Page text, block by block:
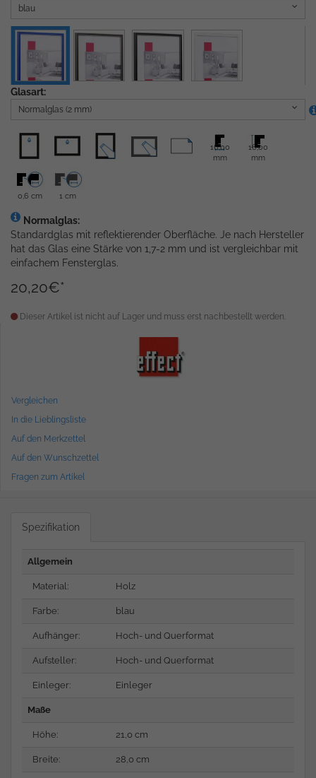
blau
Glasart:
Normalglas (2 mm)
16,00
mm
16,00
mm
0,6 cm 1 cm
Normalglas:
Standardglas mit reflektierender Oberfläche. Je nach Hersteller
hat das Glas eine Stärke von 1,7-2 mm und ist vergleichbar mit
einfachem Fensterglas.
20,20€*
Dieser Artikel ist nicht auf Lager und muss erst nachbestellt werden.
Vergleichen
In die Lieblingsliste
Auf den Merkzettel
Auf den Wunschzettel
Fragen zum Artikel
Spezifikation
Allgemein
Material: Holz
Farbe: blau
Aufhänger: Hoch- und Querformat
Aufsteller: Hoch- und Querformat
Einleger: Einleger
Maße
Höhe: 21,0 cm
Breite: 28,0 cm